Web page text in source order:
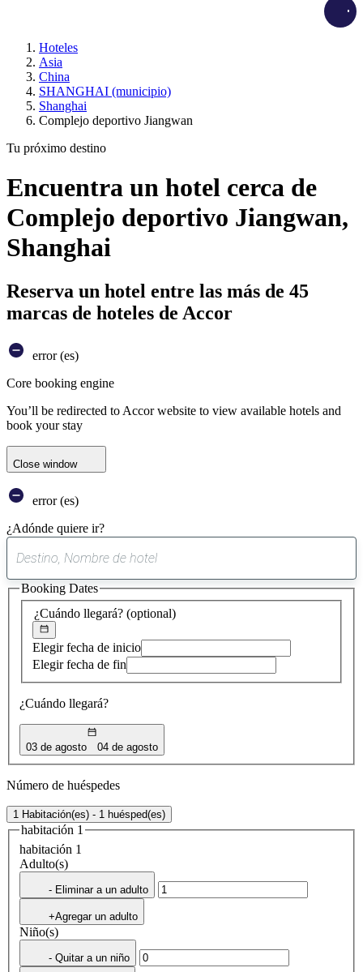
Hoteles
Asia
China
SHANGHAI (municipio)
Shanghai
Complejo deportivo Jiangwan
Tu próximo destino
Encuentra un hotel cerca de
Complejo deportivo Jiangwan,
Shanghai
Reserva un hotel entre las más de 45
marcas de hoteles de Accor
error (es)
Core booking engine
You’ll be redirected to Accor website to view available hotels and
book your stay
Close window
error (es)
¿Adónde quiere ir?
sugerencia
encontrada
¿Cuándo llegará? (optional)
Elegir fecha de inicio
Elegir fecha de fin
¿Cuándo llegará?
03 de agosto 04 de agosto
Booking Dates
Número de huéspedes
1 Habitación(es) - 1 huésped(es)
habitación 1
habitación 1
Adulto(s)
- Eliminar a un adulto
+Agregar un adulto
Niño(s)
- Quitar a un niño